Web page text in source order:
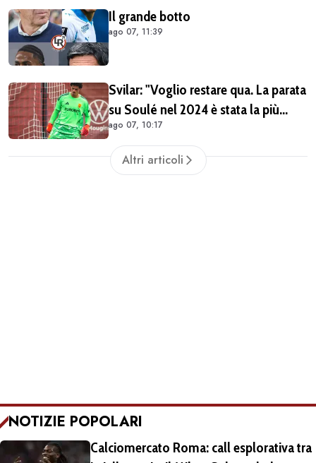
Il grande botto
ago 07, 11:39
Svilar: "Voglio restare qua. La parata
su Soulé nel 2024 è stata la più
importante per la mia carriera"
ago 07, 10:17
Altri articoli
NOTIZIE POPOLARI
Calciomercato Roma: call esplorativa tra